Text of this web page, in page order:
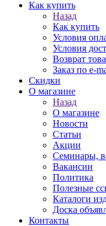
Как купить
Назад
Как купить
Условия
Условия
Возврат
Заказ по e-
Скидки
О магазине
Назад
О магазине
Новости
Статьи
Акции
Семинары,
Вакансии
Политика
Полезные
Каталоги
Доска
Контакты